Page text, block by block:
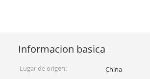
Informacion basica
Lugar de origen:
China